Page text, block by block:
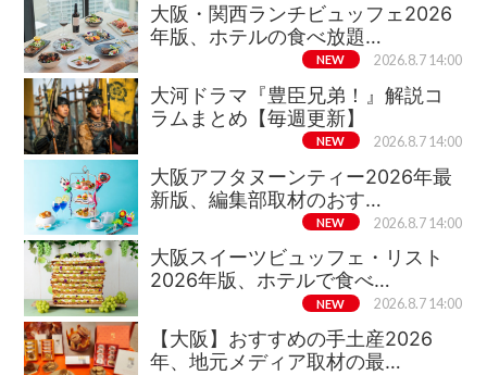
大阪・関西ランチビュッフェ2026
年版、ホテルの食べ放題…
NEW 2026.8.7 14:00
大河ドラマ『豊臣兄弟！』解説コ
ラムまとめ【毎週更新】
NEW 2026.8.7 14:00
大阪アフタヌーンティー2026年最
新版、編集部取材のおす…
NEW 2026.8.7 14:00
大阪スイーツビュッフェ・リスト
2026年版、ホテルで食べ…
NEW 2026.8.7 14:00
【大阪】おすすめの手土産2026
年、地元メディア取材の最…